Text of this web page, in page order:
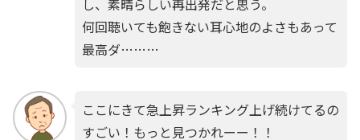
し、素晴らしい再出発だと思う。
何回聴いても飽きない耳心地のよさもあって
最高ダ………
ここにきて急上昇ランキング上げ続けてるの
すごい！もっと見つかれーー！！